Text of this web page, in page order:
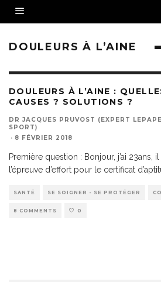
DOULEURS À L’AINE
DOULEURS À L’AINE :
CAUSES ? SOLUTIONS ?
DR JACQUES PRUVOST (EXPERT
SPORT)
· 8 FÉVRIER 2018
Première question : Bonjour, j’ai 23ans,
l’épreuve d’effort pour le certificat
SANTÉ SE SOIGNER - SE PROTÉGER
8 COMMENTS 0